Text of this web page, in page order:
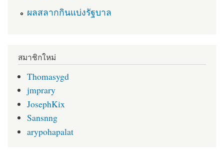
ผลสลากกินแบ่งรัฐบาล
สมาชิกใหม่
Thomasygd
jmprary
JosephKix
Sansnng
arypohapalat